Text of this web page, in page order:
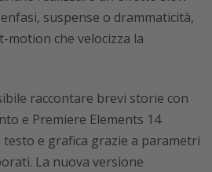
suspense o drammaticità,
che velocizza la
raccontare brevi storie con
e Premiere Elements 14
testo e grafica grazie a parametri
La nuova versione